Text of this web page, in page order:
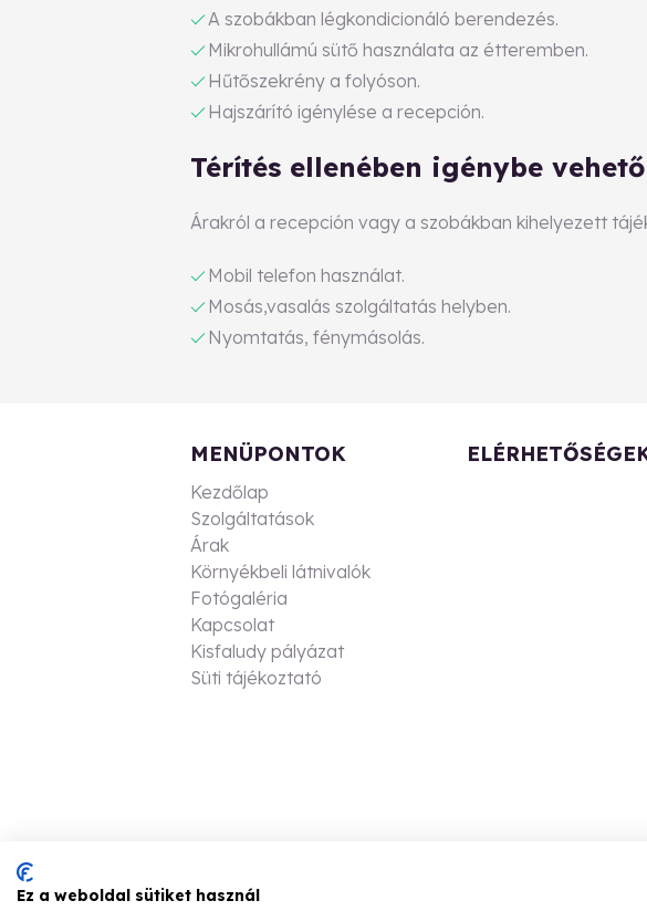
A szobákban légkondicionáló berendezés.
Mikrohullámú sütő használata az étteremben.
Hűtőszekrény a folyóson.
Hajszárító igénylése a recepción.
Térítés ellenében igénybe
Árakról a recepción vagy a szobákban kihelyezett
Mobil telefon használat.
Mosás,vasalás szolgáltatás helyben.
Nyomtatás, fénymásolás.
MENÜPONTOK
Kezdőlap
Szolgáltatások
Árak
Környékbeli látnivalók
Fotógaléria
Kapcsolat
Kisfaludy pályázat
Süti tájékoztató
Ez a weboldal sütiket használ